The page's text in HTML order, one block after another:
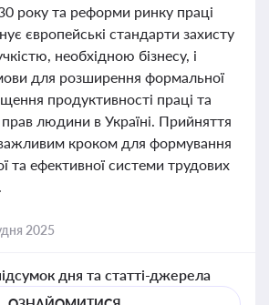
року та реформи ринку праці
європейські стандарти захисту
необхідною бізнесу, і
для розширення формальної
продуктивності праці та
людини в Україні. Прийняття
кроком для формування
та ефективної системи трудових
2025
дня та статті-джерела